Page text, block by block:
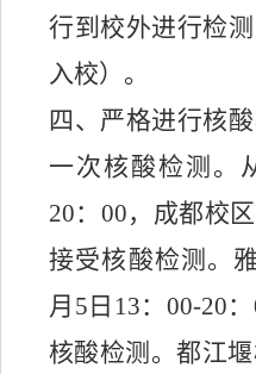
行到校外进行检
入校）。
四、 严格进行核酸
一次核酸检测。
20：00，成都校
接受核酸检测 。
月5日13：00-20
核酸检测。都江